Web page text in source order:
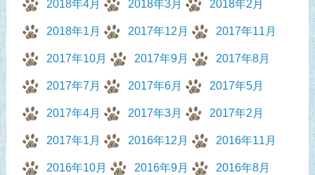
2018年4月 2018年3月 2018年2月
2018年1月 2017年12月 2017年11月
2017年10月 2017年9月 2017年8月
2017年7月 2017年6月 2017年5月
2017年4月 2017年3月 2017年2月
2017年1月 2016年12月 2016年11月
2016年10月 2016年9月 2016年8月